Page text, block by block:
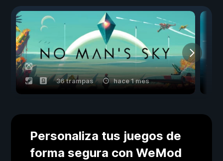
36 trampas hace 1 mes
Personaliza tus juegos de
forma segura con WeMod